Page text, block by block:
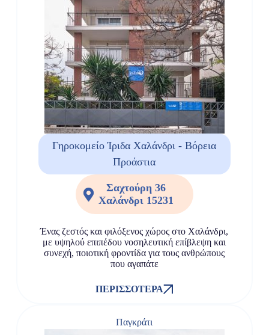
Γηροκομείο Ίριδα Χαλάνδρι - Βόρεια
Προάστια
Σαχτούρη 36
Χαλάνδρι 15231
Ένας ζεστός και φιλόξενος χώρος στο Χαλάνδρι,
με υψηλού επιπέδου νοσηλευτική επίβλεψη και
συνεχή, ποιοτική φροντίδα για τους ανθρώπους
που αγαπάτε
ΠΕΡΙΣΣΌΤΕΡΑ
Παγκράτι